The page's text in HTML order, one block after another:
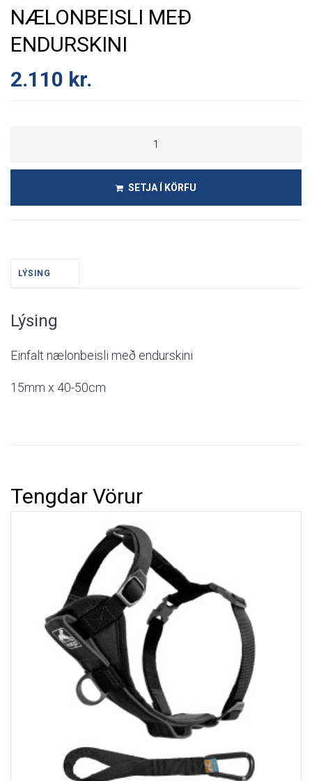
NÆLONBEISLI MEÐ
ENDURSKINI
2.110 kr.
SETJA Í KÖRFU
LÝSING
Lýsing
Einfalt nælonbeisli með endurskini
15mm x 40-50cm
Tengdar Vörur
Hafa Samband
Okkur er mikið í mun að bæta þjónustu okkar við viðskiptavini
og því tökum við vel á móti öllum skilaboðum.
Skiptir ekki máli hvort þau eru jákvæð eða neikvæð.
Athugaðu að við munum aldrei láta þriðja aðila hafa
netfangið þitt né munum við misnota það á nokkurn annan